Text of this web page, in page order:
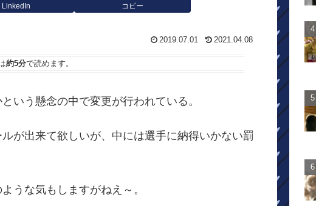
LinkedIn コピー
2019.07.01 2021.04.08
約5分で読めます。
いう懸念の中で変更が行われている。
が出来て欲しいが、中には選手に納得いかない罰
うな気もしますがねえ～。